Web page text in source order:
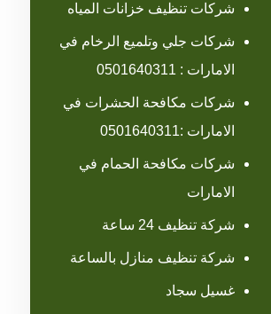
شركات تنظيف خزانات المياه
شركات جلي وتلميع الرخام في
الامارات : 0501640311
شركات مكافحة الحشرات في
الامارات :0501640311
شركات مكافحة الحمام في
الامارات
شركة تنظيف 24 ساعة
شركة تنظيف منازل بالساعة
غسيل سجاد